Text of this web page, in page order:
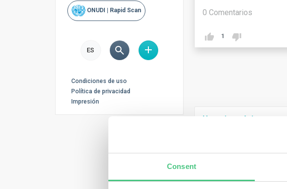
Consent
ONUDI | Rapid Scan
ES
Condiciones de uso
Política de privacidad
Impresión
0 Comentarios
1
Usuario anónimo
Lieber Oliver, das ist
wir von anderen
gesehen): eine
betroffenen Gemeinden